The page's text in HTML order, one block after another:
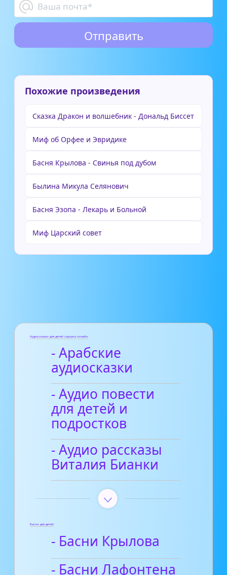
Похожие произведения
Сказка Дракон и волшебник - Дональд Биссет
Миф об Орфее и Эвридике
Басня Крылова - Свинья под дубом
Былина Микула Селянович
Басня Эзопа - Лекарь и Больной
Миф Царский совет
Аудиосказки для детей слушать онлайн
- Арабские
аудиосказки
- Аудио повести
для детей и
подростков
- Аудио рассказы
Виталия Бианки
Басни для детей
- Басни Крылова
- Басни Лафонтена